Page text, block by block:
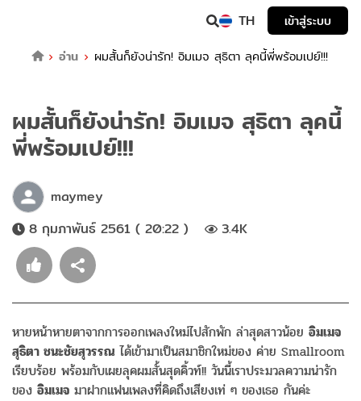
TH
เข้าสู่ระบบ
อ่าน
ผมสั้นก็ยังน่ารัก! อิมเมจ สุธิตา ลุคนี้พี่พร้อมเปย์!!!
ผมสั้นก็ยังน่ารัก! อิมเมจ สุธิตา ลุคนี้
พี่พร้อมเปย์!!!
maymey
8 กุมภาพันธ์ 2561 ( 20:22 )
3.4K
หายหน้าหายตาจากการออกเพลงใหม่ไปสักพัก ล่าสุดสาวน้อย อิมเมจ
สุธิตา ชนะชัยสุวรรณ ได้เข้ามาเป็นสมาชิกใหม่ของ ค่าย Smallroom
เรียบร้อย พร้อมกับเผยลุคผมสั้นสุดคิ้วท์!! วันนี้เราประมวลความน่ารัก
ของ อิมเมจ มาฝากแฟนเพลงที่คิดถึงเสียงเท่ ๆ ของเธอ กันค่ะ